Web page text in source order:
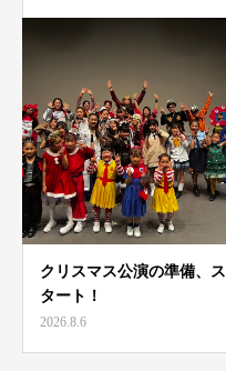
クリスマス公演の準備、ス
タート！
2026.8.6